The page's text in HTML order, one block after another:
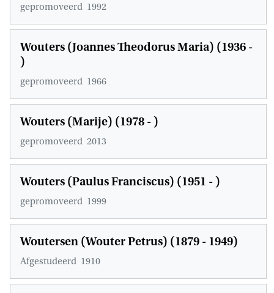
gepromoveerd 1992
Wouters (Joannes Theodorus Maria) (1936 -
)
gepromoveerd 1966
Wouters (Marije) (1978 - )
gepromoveerd 2013
Wouters (Paulus Franciscus) (1951 - )
gepromoveerd 1999
Woutersen (Wouter Petrus) (1879 - 1949)
Afgestudeerd 1910